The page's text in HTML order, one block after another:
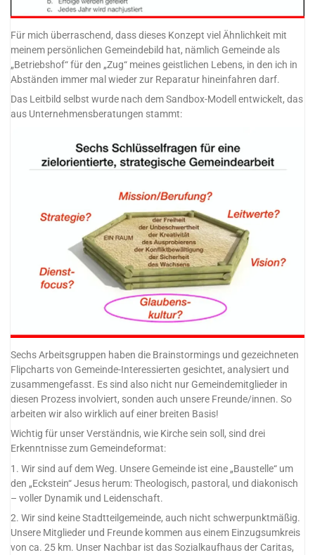
Für mich überraschend, dass dieses Konzept viel Ähnlichkeit mit
meinem persönlichen Gemeindebild hat, nämlich Gemeinde als
„Betriebshof“ für den „Zug“ meines geistlichen Lebens, in den ich in
Abständen immer mal wieder zur Reparatur hineinfahren darf.
Das Leitbild selbst wurde nach dem Sandbox-Modell entwickelt, das
aus Unternehmensberatungen stammt:
Sechs Arbeitsgruppen haben die Brainstormings und gezeichneten
Flipcharts von Gemeinde-Interessierten gesichtet, analysiert und
zusammengefasst. Es sind also nicht nur Gemeindemitglieder in
diesen Prozess involviert, sonden auch unsere Freunde/innen. So
arbeiten wir also wirklich auf einer breiten Basis!
Wichtig für unser Verständnis, wie Kirche sein soll, sind drei
Erkenntnisse zum Gemeindeformat:
1. Wir sind auf dem Weg. Unsere Gemeinde ist eine „Baustelle“ um
den „Eckstein“ Jesus herum: Theologisch, pastoral, und diakonisch
– voller Dynamik und Leidenschaft.
2. Wir sind keine Stadtteilgemeinde, auch nicht schwerpunktmäßig.
Unsere Mitglieder und Freunde kommen aus einem Einzugsumkreis
von ca. 25 km. Unser Nachbar ist das Sozialkaufhaus der Caritas,